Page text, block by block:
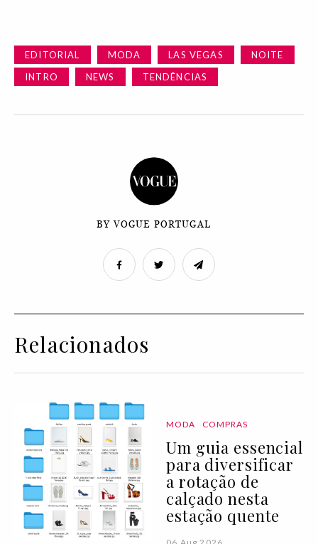
EDITORIAL MODA LAS VEGAS
NOITE
INTRO
NEWS TENDÊNCIAS
BY VOGUE PORTUGAL
Relacionados
MODA COMPRAS
Um guia essencial
para diversificar
a rotação de
calçado nesta
estação quente